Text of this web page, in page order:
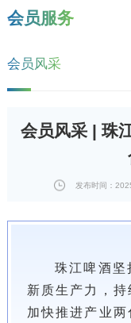
会员服务
会员风采
会员风采 | 珠
发布时间：
珠江啤酒坚
新质生产力，持
加快推进产业